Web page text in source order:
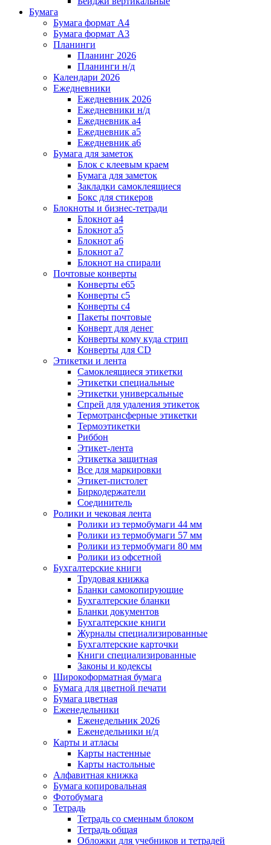
Бумага
Бумага формат А4
Бумага формат А3
Планинги
Планинг 2026
Планинги н/д
Календари 2026
Ежедневники
Ежедневник 2026
Ежедневники н/д
Ежедневник а4
Ежедневник а5
Ежедневник а6
Бумага для заметок
Блок с клеевым краем
Бумага для заметок
Закладки самоклеящиеся
Бокс для стикеров
Блокноты и бизнес-тетради
Блокнот а4
Блокнот а5
Блокнот а6
Блокнот а7
Блокнот на спирали
Почтовые конверты
Конверты е65
Конверты с5
Конверты с4
Пакеты почтовые
Конверт для денег
Конверты кому куда стрип
Конверты для CD
Этикетки и лента
Самоклеящиеся этикетки
Этикетки специальные
Этикетки универсальные
Спрей для удаления этикеток
Термотрансферные этикетки
Термоэтикетки
Риббон
Этикет-лента
Этикетка защитная
Все для маркировки
Этикет-пистолет
Биркодержатели
Соединитель
Ролики и чековая лента
Ролики из термобумаги 44 мм
Ролики из термобумаги 57 мм
Ролики из термобумаги 80 мм
Ролики из офсетной
Бухгалтерские книги
Трудовая книжка
Бланки самокопирующие
Бухгалтерские бланки
Бланки документов
Бухгалтерские книги
Журналы специализированные
Бухгалтерские карточки
Книги специализированные
Законы и кодексы
Широкоформатная бумага
Бумага для цветной печати
Бумага цветная
Еженедельники
Еженедельник 2026
Еженедельники н/д
Карты и атласы
Карты настенные
Карты настольные
Алфавитная книжка
Бумага копировальная
Фотобумага
Тетрадь
Тетрадь со сменным блоком
Тетрадь общая
Обложки для учебников и тетрадей